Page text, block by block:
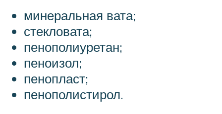
минеральная вата;
стекловата;
пенополиуретан;
пеноизол;
пенопласт;
пенополистирол.